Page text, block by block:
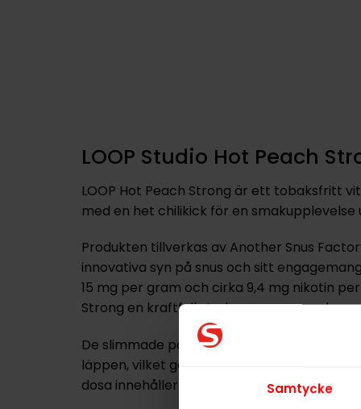
Samtycke
LOOP Studio Hot Peach
LOOP Hot Peach Strong är ett tobaksfritt
med en het chilikick för en smakupplevelse
Produkten tillverkas av Another Snus
innovativa syn på snus och sitt
15 mg per gram och cirka 9,4 mg nikotin
Strong en kraftfull styrka som passar den
De slimmade portionerna är utformade för
läppen, vilket gör produkten smidig att
dosa innehåller 20 prillor och väger totalt